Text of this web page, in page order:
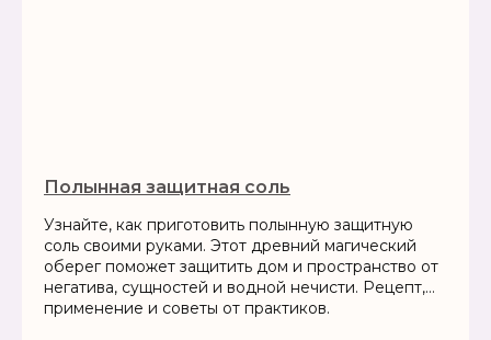
Полынная защитная соль
Узнайте, как приготовить полынную защитную
соль своими руками. Этот древний магический
оберег поможет защитить дом и пространство от
негатива, сущностей и водной нечисти. Рецепт,
применение и советы от практиков.